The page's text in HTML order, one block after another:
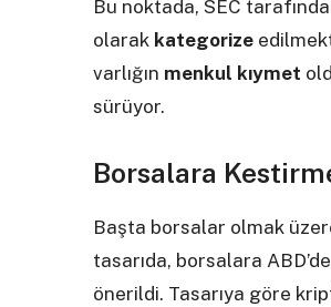
Bu noktada, SEC
olarak kategorize
varlığın menkul kıymet
sürüyor.
Borsalara
Başta borsalar olmak
tasarıda, borsalara
önerildi. Tasarıya göre